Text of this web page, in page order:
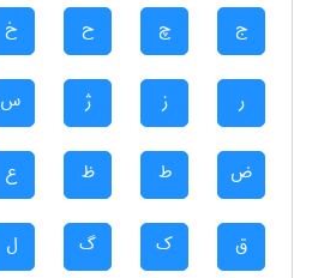
ج چ ح خ
ر ز ژ س
ض ط ظ ع
ق ک گ ل